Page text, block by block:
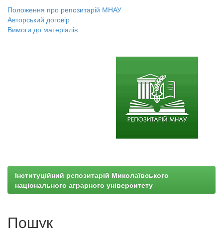
Положення про репозитарій МНАУ
Авторський договір
Вимоги до матеріалів
Інституційний репозитарій Миколаївського
національного аграрного університету
Пошук